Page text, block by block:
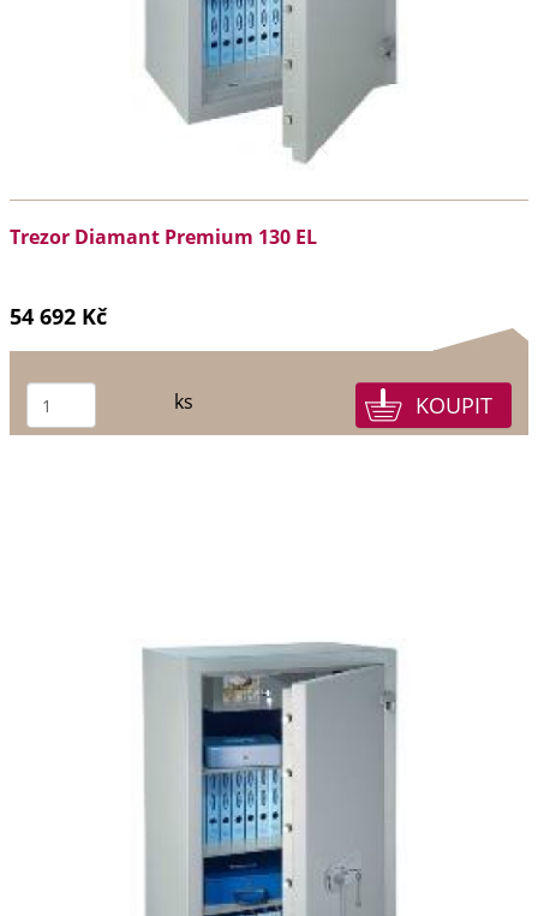
Trezor Diamant Premium 130 EL
54 692 Kč
ks